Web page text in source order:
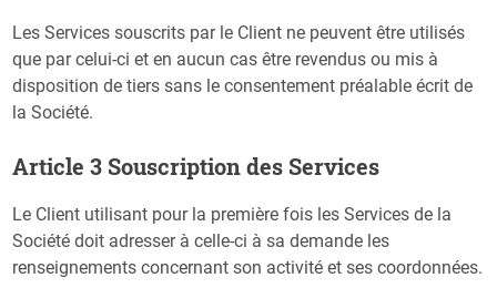
Les Services souscrits par le Client ne peuvent être utilisés
que par celui-ci et en aucun cas être revendus ou mis à
disposition de tiers sans le consentement préalable écrit de
la Société.
Article 3 Souscription des Services
Le Client utilisant pour la première fois les Services de la
Société doit adresser à celle-ci à sa demande les
renseignements concernant son activité et ses coordonnées.